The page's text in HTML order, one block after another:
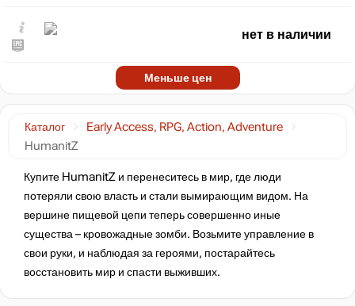
Каталог
Early Access, RPG, Action, Adventure
HumanitZ
Купите HumanitZ и перенеситесь в мир, где люди
потеряли свою власть и стали вымирающим видом. На
вершине пищевой цепи теперь совершенно иные
существа – кровожадные зомби. Возьмите управление в
свои руки, и наблюдая за героями, постарайтесь
восстановить мир и спасти выживших.
нет в наличии
Меньше цен